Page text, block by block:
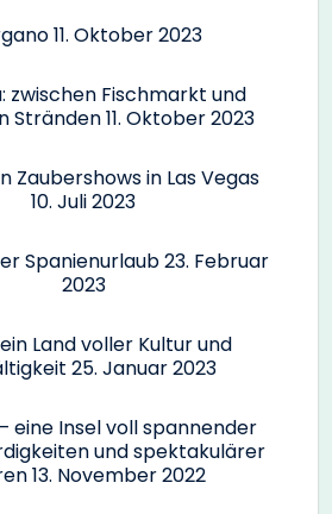
11. Oktober 2023
zwischen Fischmarkt und
Stränden11. Oktober 2023
Zaubershows in Las Vegas
10. Juli 2023
Spanienurlaub23. Februar
2023
Land voller Kultur und
25. Januar 2023
eine Insel voll spannender
und spektakulärer
13. November 2022